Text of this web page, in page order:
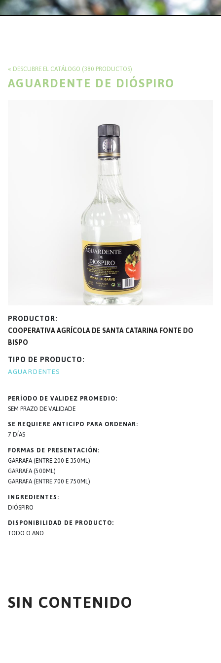
DESCUBRE EL CATÁLOGO (380 PRODUCTOS)
AGUARDENTE DE DIÓSPIRO
PRODUCTOR
COOPERATIVA AGRÍCOLA DE SANTA CATARINA FONTE DO
BISPO
TIPO DE PRODUCTO
AGUARDENTES
PERÍODO DE VALIDEZ PROMEDIO
SEM PRAZO DE VALIDADE
SE REQUIERE ANTICIPO PARA ORDENAR
7 DÍAS
FORMAS DE PRESENTACIÓN
GARRAFA (ENTRE 200 E 350ML)
GARRAFA (500ML)
GARRAFA (ENTRE 700 E 750ML)
INGREDIENTES
DIÓSPIRO
DISPONIBILIDAD DE PRODUCTO
TODO O ANO
SIN CONTENIDO